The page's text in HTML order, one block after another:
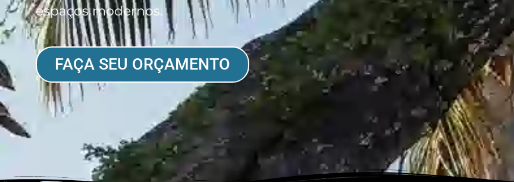
espaços modernos.
FAÇA SEU ORÇAMENTO